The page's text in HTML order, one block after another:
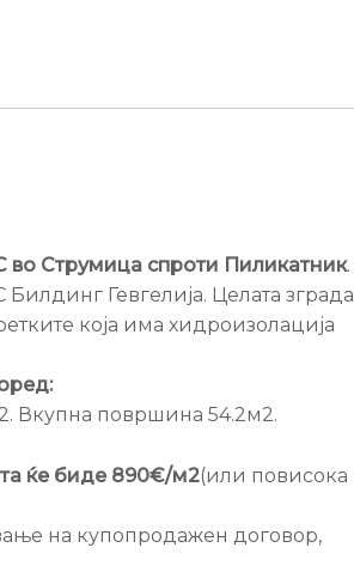
во Струмица спроти Пиликатник.
Гевгелија. Целата зграда
која има хидроизолација
Вкупна површина 54.2м2.
ќе биде 890€/м2(или повисока
на купопродажен договор,